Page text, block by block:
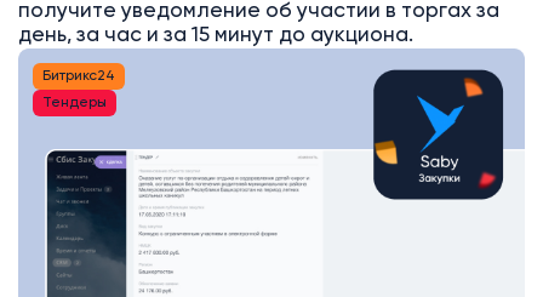
получите уведомление об участии в торгах за
день, за час и за 15 минут до аукциона.
Битрикс24
Тендеры